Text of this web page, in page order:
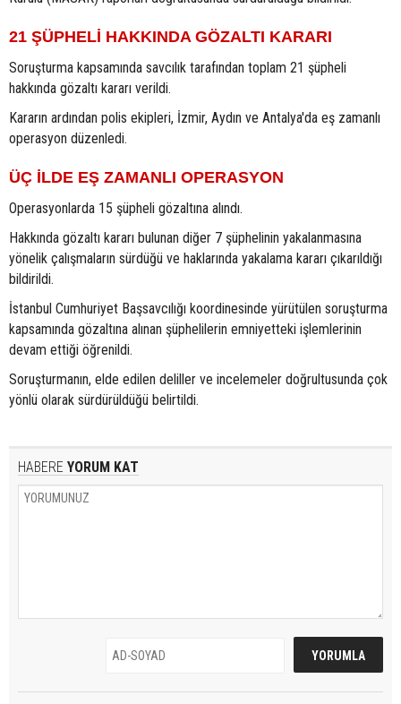
21 ŞÜPHELİ HAKKINDA GÖZALTI KARARI
Soruşturma kapsamında savcılık tarafından toplam 21 şüpheli
hakkında gözaltı kararı verildi.
Kararın ardından polis ekipleri, İzmir, Aydın ve Antalya'da eş zamanlı
operasyon düzenledi.
ÜÇ İLDE EŞ ZAMANLI OPERASYON
Operasyonlarda 15 şüpheli gözaltına alındı.
Hakkında gözaltı kararı bulunan diğer 7 şüphelinin yakalanmasına
yönelik çalışmaların sürdüğü ve haklarında yakalama kararı çıkarıldığı
bildirildi.
İstanbul Cumhuriyet Başsavcılığı koordinesinde yürütülen soruşturma
kapsamında gözaltına alınan şüphelilerin emniyetteki işlemlerinin
devam ettiği öğrenildi.
Soruşturmanın, elde edilen deliller ve incelemeler doğrultusunda çok
yönlü olarak sürdürüldüğü belirtildi.
HABERE YORUM KAT